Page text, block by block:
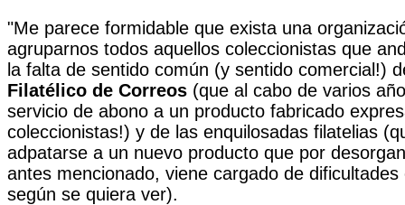
"Me parece formidable que exista una
agruparnos todos aquellos coleccionistas que
la falta de sentido común (y sentido comercial!)
Filatélico de Correos (que al cabo de varios
servicio de abono a un producto fabricado
coleccionistas!) y de las enquilosadas filatelias
adpatarse a un nuevo producto que por
antes mencionado, viene cargado de dificultades
según se quiera ver).